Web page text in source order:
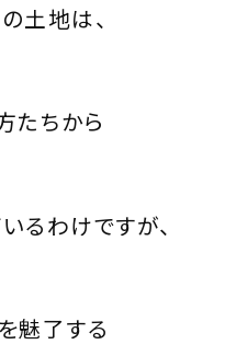
土地は、
たちから
るわけですが、
魅了する